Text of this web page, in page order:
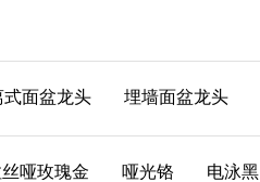
式面盆龙头 埋墙面盆龙头
哑玫瑰金 哑光铬 电泳黑